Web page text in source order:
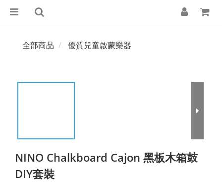
全部商品 優質兒童啟蒙樂器
NINO Chalkboard Cajon 黑板木箱鼓
DIY套裝